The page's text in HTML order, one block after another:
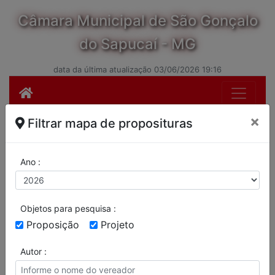
Câmara Municipal de São Gonçalo
do Sapucaí - MG
data da última atualização 03/06/2026 19:16
Filtrar mapa de proposituras ×
Ano :
Objetos para pesquisa :
Proposição Projeto
Autor :